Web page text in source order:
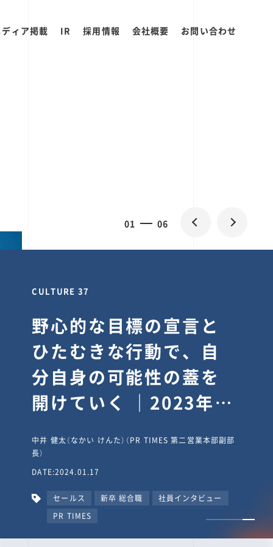
ィア掲載 IR 採用情報 会社概要 お問い合わせ
0 06
CULTURE 30
逆境では自分のスタン
スを変え“予想を裏切
り、期待を超える”【真
輔塾・前編】
山田真輔（やまだ しんすけ）（執行役員 兼 Jooto事業部
長）
DATE:2023.09.08
カルチャー CxO キャリア入社 Jooto